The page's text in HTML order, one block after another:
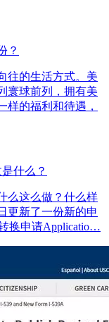
？
往的生活方式。美
寰球前列，拥有美
样的福利和待遇，
什么？
么这么做？什么样
更新了一份新的申
换申请Applicatio…